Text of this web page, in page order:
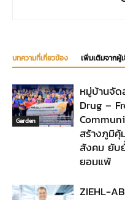
บทความที่เกี่ยวข้อง เพิ่มเติมจากผู้
Garden
หมู่บ้านจัด
Drug –
สร้างภูมิคุ้
สังคม ยับยั้
ยอมแพ้
ZIEHL-